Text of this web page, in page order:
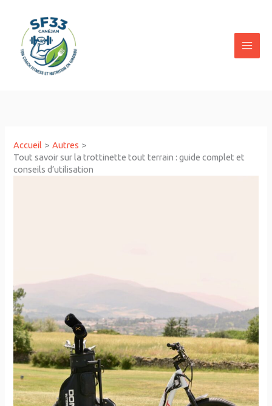
contenu
Accueil
Autres
Tout savoir sur la trottinette tout terrain : guide complet et
conseils d’utilisation